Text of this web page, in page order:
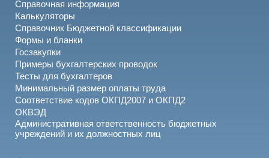
Справочная информация
Калькуляторы
Справочник Бюджетной классификации
Формы и бланки
Госзакупки
Примеры бухгалтерских проводок
Тесты для бухгалтеров
Минимальный размер оплаты труда
Соответствие кодов ОКПД2007 и ОКПД2
ОКВЭД
Административная ответственность бюджетных
учреждений и их должностных лиц